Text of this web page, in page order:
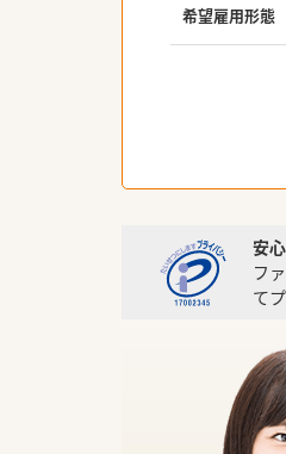
希望雇用形態
安
フ
て